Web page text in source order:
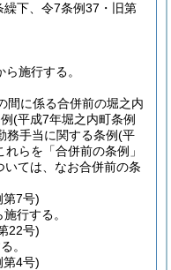
下、令7条例37・旧第
施行する。
間に係る合併前の堀之内
(平成7年堀之内町条例
務手当に関する条例(平
れらを「合併前の条例」
ては、なお合併前の条
第7号)
行する。
22号)
。
第4号)